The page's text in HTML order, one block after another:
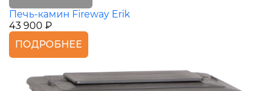
Печь-камин Fireway Erik
43 900 ₽
ПОДРОБНЕЕ